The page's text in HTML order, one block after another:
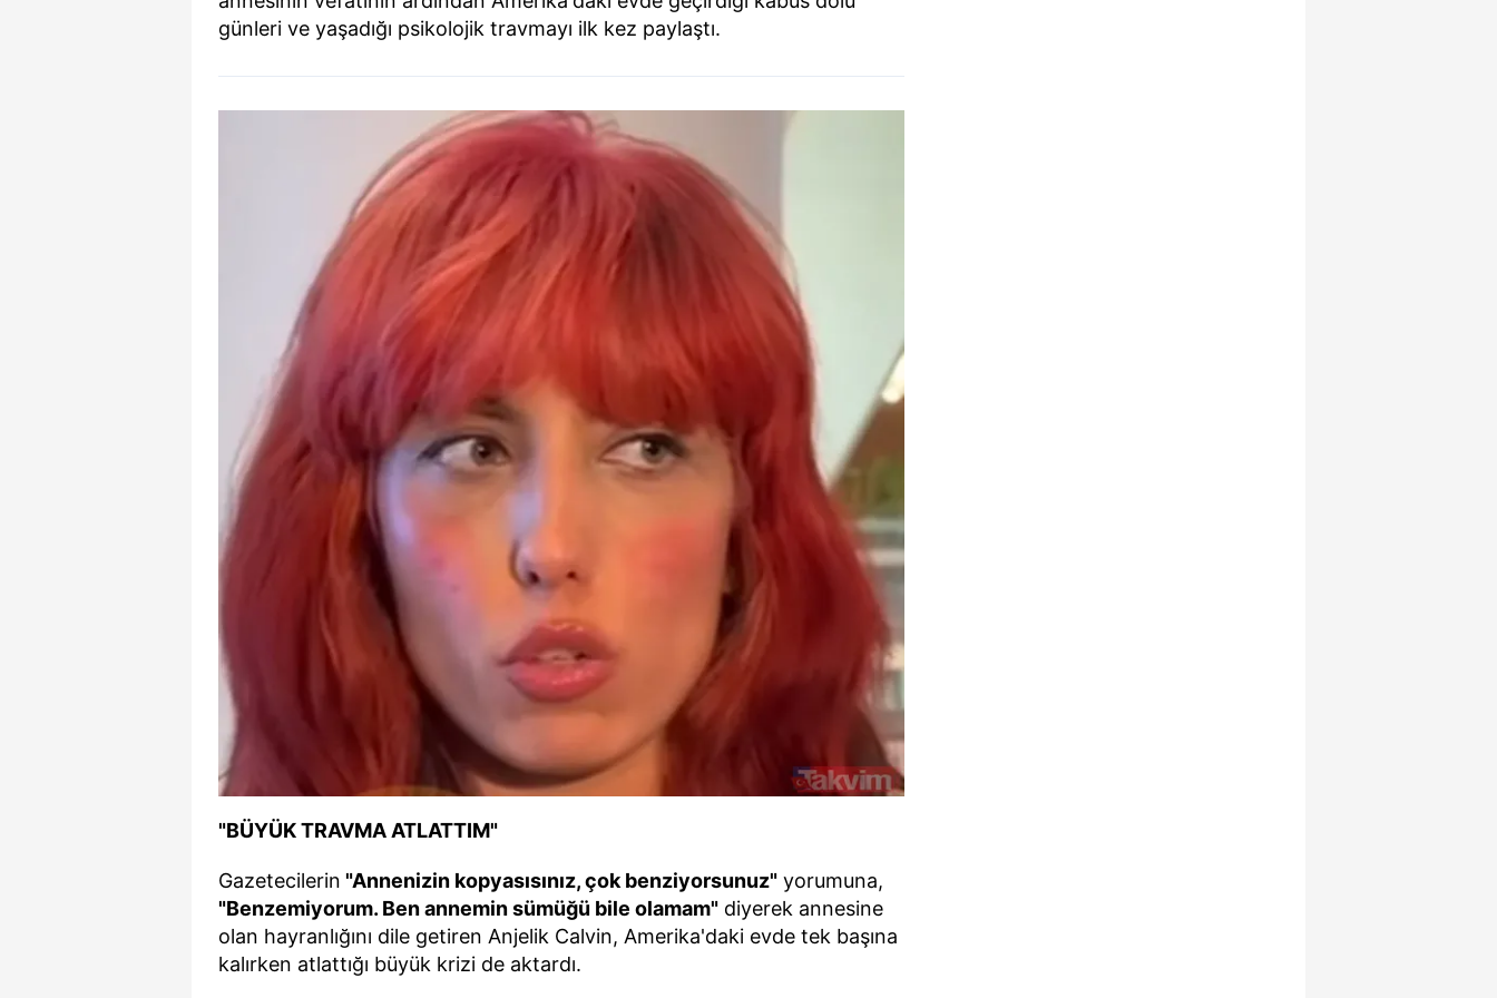
mevzuata uygun olarak kullanılan çerezlerle ilgili bilgi almak için lütfen tıklayınız
günleri ve yaşadığı psikolojik travmayı ilk kez paylaştı.
"BÜYÜK TRAVMA ATLATTIM"
Gazetecilerin "Annenizin kopyasısınız, çok benziyorsunuz" yorumuna,
"Benzemiyorum. Ben annemin sümüğü bile olamam" diyerek annesine
olan hayranlığını dile getiren Anjelik Calvin, Amerika'daki evde tek başına
kalırken atlattığı büyük krizi de aktardı.